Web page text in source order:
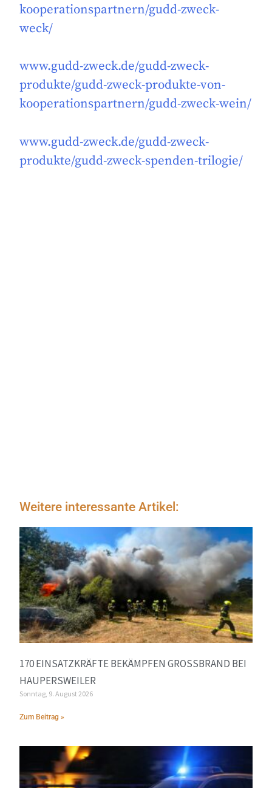
kooperationspartnern/gudd-zweck-
weck/
www.gudd-zweck.de/gudd-zweck-
produkte/gudd-zweck-produkte-von-
kooperationspartnern/gudd-zweck-wein/
www.gudd-zweck.de/gudd-zweck-
produkte/gudd-zweck-spenden-trilogie/
Weitere interessante Artikel:
170 EINSATZKRÄFTE BEKÄMPFEN GROSSBRAND BEI H
AUPERSWEILER
Sonntag, 9. August 2026
Zum Beitrag »